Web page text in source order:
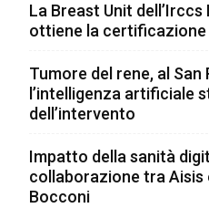
La Breast Unit
ottiene la certificazione
Tumore del rene, al
l’intelligenza artificiale
dell’intervento
Impatto della sanità
collaborazione tra Aisis
Bocconi